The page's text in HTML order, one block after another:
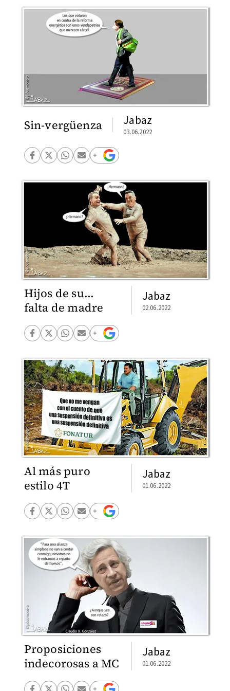
Sin-vergüenza Jabaz
03.06.2022
Hijos de su...
falta de madre
Jabaz
02.06.2022
Al más puro
estilo 4T
Jabaz
01.06.2022
Proposiciones
indecorosas a MC
Jabaz
01.06.2022